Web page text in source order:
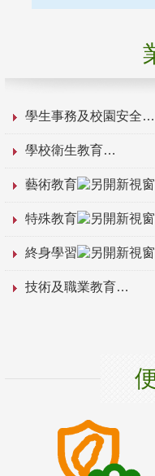
學生事務及校園安全
學校衛生教育
藝術教育
特殊教育
終身學習
技術及職業教育